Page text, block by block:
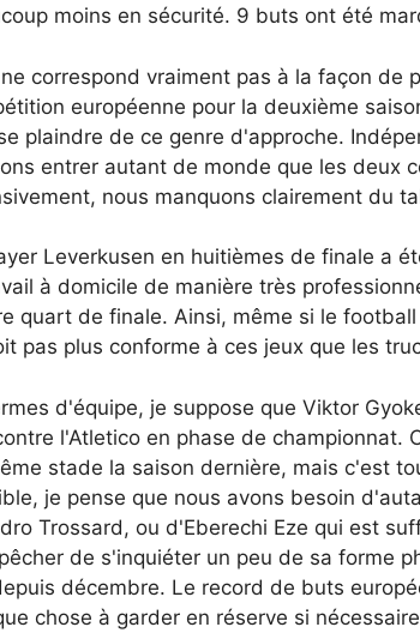
moins en sécurité. 9 buts ont été
correspond vraiment pas à la façon
européenne pour la deuxième
plaindre de ce genre d'approche.
entrer autant de monde que les deux
nous manquons clairement du
Leverkusen en huitièmes de finale a
à domicile de manière très
quart de finale. Ainsi, même si le
pas plus conforme à ces jeux que les
d'équipe, je suppose que Viktor
l'Atletico en phase de championnat.
stade la saison dernière, mais c'est
je pense que nous avons besoin
Trossard, ou d'Eberechi Eze qui est
de s'inquiéter un peu de sa forme
décembre. Le record de buts
chose à garder en réserve si